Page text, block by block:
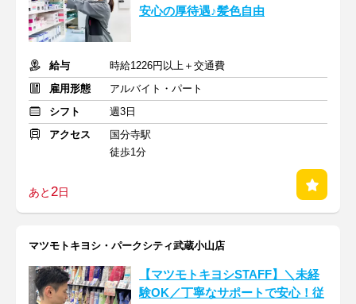
安心の厚待遇♪髪色自由
給与
時給1226円以上＋交通費
雇用形態
アルバイト・パート
シフト
週3日
アクセス
国分寺駅
徒歩1分
あと2日
マツモトキヨシ・パークシティ武蔵小山店
【マツモトキヨシSTAFF】＼未経
験OK／丁寧なサポートで安心！従